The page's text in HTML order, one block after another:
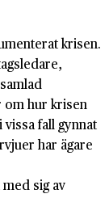
krisen.
om hur krisen
fall gynnat
har ägare
sig av